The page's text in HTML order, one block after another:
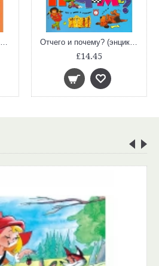
£14.45